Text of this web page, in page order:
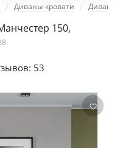
Диваны-кровати Диваны
150,
53